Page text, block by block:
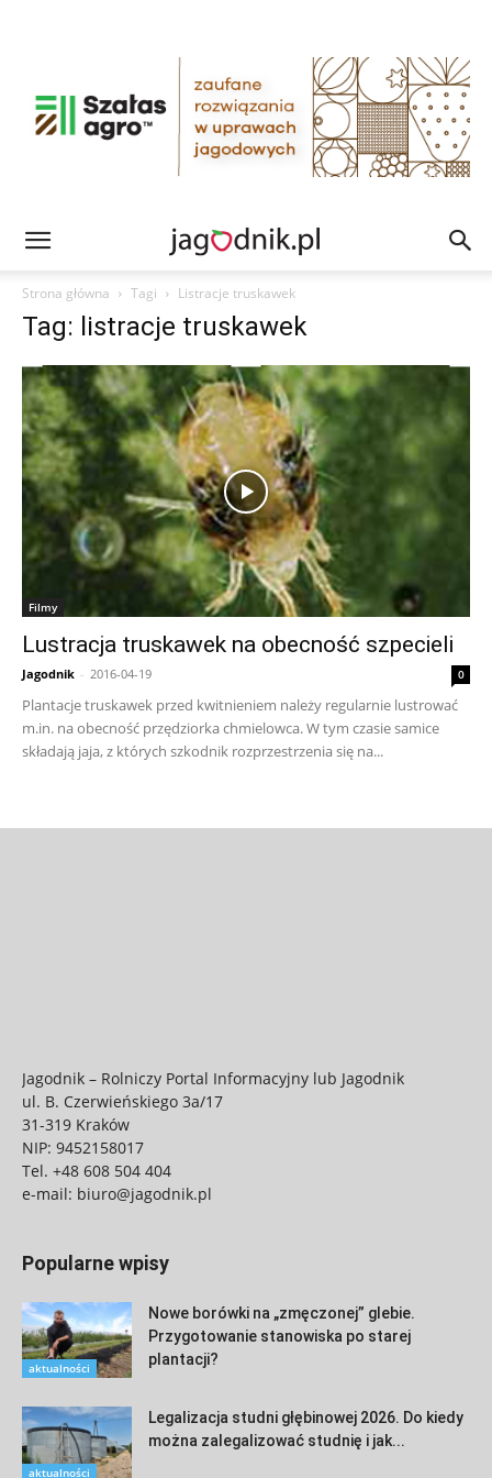
Strona główna Tagi Listracje truskawek
Tag: listracje truskawek
Filmy
Lustracja truskawek na obecność szpecieli
Jagodnik - 2016-04-19 0
Plantacje truskawek przed kwitnieniem należy regularnie lustrować
m.in. na obecność przędziorka chmielowca. W tym czasie samice
składają jaja, z których szkodnik rozprzestrzenia się na...
Jagodnik – Rolniczy Portal Informacyjny lub Jagodnik
ul. B. Czerwieńskiego 3a/17
31-319 Kraków
NIP: 9452158017
Tel. +48 608 504 404
e-mail: biuro@jagodnik.pl
Popularne wpisy
aktualności
Nowe borówki na „zmęczonej” glebie.
Przygotowanie stanowiska po starej
plantacji?
aktualności
Legalizacja studni głębinowej 2026. Do kiedy
można zalegalizować studnię i jak...